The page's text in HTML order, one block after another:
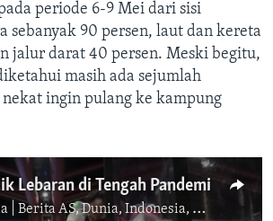
periode 6-9 Mei dari sisi
sebanyak 90 persen, laut dan kereta
jalur darat 40 persen. Meski begitu,
masih ada sejumlah
ingin pulang ke kampung
Lebaran di Tengah Pandemi
AS, Dunia, Indonesia, Diaspora Indonesia di AS